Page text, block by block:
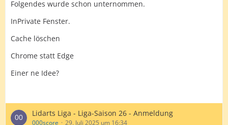
Folgendes wurde schon unternommen.
InPrivate Fenster.
Cache löschen
Chrome statt Edge
Einer ne Idee?
Lidarts Liga - Liga-Saison 26 - Anmeldung
000score 29. Juli 2025 um 16:34